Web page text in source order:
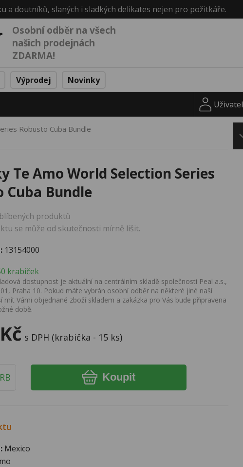
a doutníků, slaných i sladkých delikates nejen pro požitkáře.
Osobní odběr na všech
našich prodejnách
ZDARMA!
Výprodej Novinky
Uživatel
Robusto Cuba Bundle
Te Amo World Selection Series
Cuba Bundle
produktů
se může od skutečnosti mírně lišit.
13154000
krabiček
dostupnost je aktuální na centrálním skladě společnosti Peal a.s.,
Praha 10. Pokud máte vybrán osobní odběr na některé jiné naší
mít Vámi objednané zboží skladem a zakázka pro Vás bude připravena
době.
s DPH (krabička - 15 ks)
Koupit
Mexico